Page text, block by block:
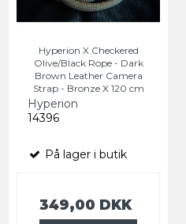
Hyperion X Checkered
Olive/Black Rope - Dark
Brown Leather Camera
Strap - Bronze X 120 cm
Hyperion
14396
På lager i butik
349,00 DKK